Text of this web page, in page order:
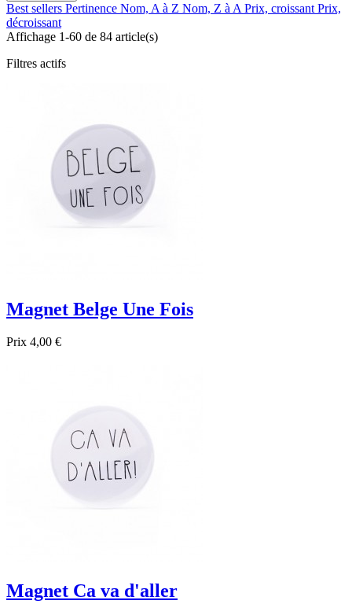
Best sellers Pertinence Nom, A à Z Nom, Z à A Prix, croissant Prix,
décroissant
Affichage 1-60 de 84 article(s)
Filtres actifs
Magnet Belge Une Fois
Prix 4,00 €
Magnet Ca va d'aller